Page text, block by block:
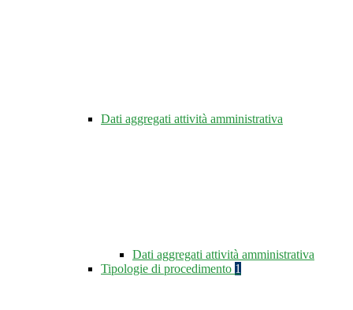
Dati aggregati attività amministrativa
Dati aggregati attività amministrativa
Tipologie di procedimento 1